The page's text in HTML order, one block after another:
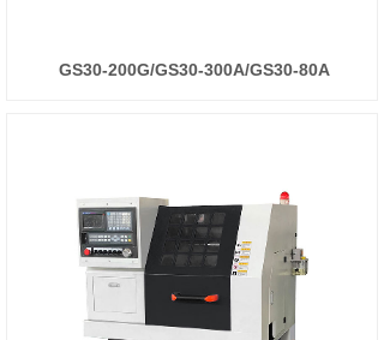
GS30-200G/GS30-300A/GS30-80A